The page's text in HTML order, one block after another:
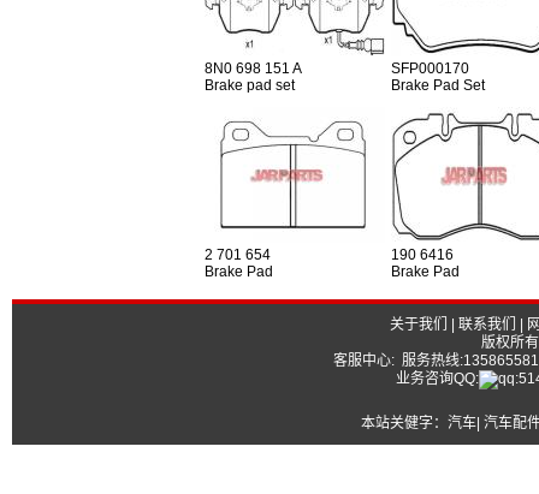
8N0 698 151 A
Brake pad set
SFP000170
Brake Pad Set
2 701 654
Brake Pad
190 6416
Brake Pad
关于我们 联系我们
版权所
客服中心: 服务热线
业务咨询QQ:
本站关健字： 汽车| 汽车配